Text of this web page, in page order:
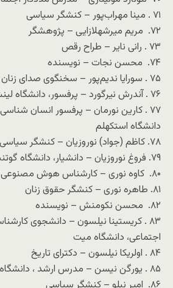
۷۱ . مینا مهراب‌پور – کنشگر سیاسی
۷۲. مریم میرشهلازایی – پژوهشگر
۷۳ . رانی نایر – طراح رقص
۷۴. محسن نجات – نویسنده
۷۵ . سورایا ندیم‌پور – سخنگوی صدای زنان سوسیال‌دموکرات ایرانی
۷۶ . آندرش نیرگورد – پرفسور، دانشگاه لینشوپینگ
۷۷ . کارین نورمان – پرفسور انسان
دانشگاه استکهلم
۷۸. کاظم (جواد) نوروزیان – کنشگر سیاسی
۷۹. فروغ نوروزیان – دانشیار، دانشگاه گوتنبرگ
۸۰. کاوه نوری – کارشناس هوش مصنوعی و حقوق بشر
۸۱. طاهره نوری – کنشگر حقوق زنان
۸۲. محسن نکومنش – نویسنده
۸۳ . کریستینا نیلسون – دانشجوی
اجتماعی، دانشگاه میت
۸۴ . اولریکا نیلسون – دکترای تاریخ
۸۵ . یورگن نیسن – مدرس ارشد ، دانشگاه لینشوپینگ